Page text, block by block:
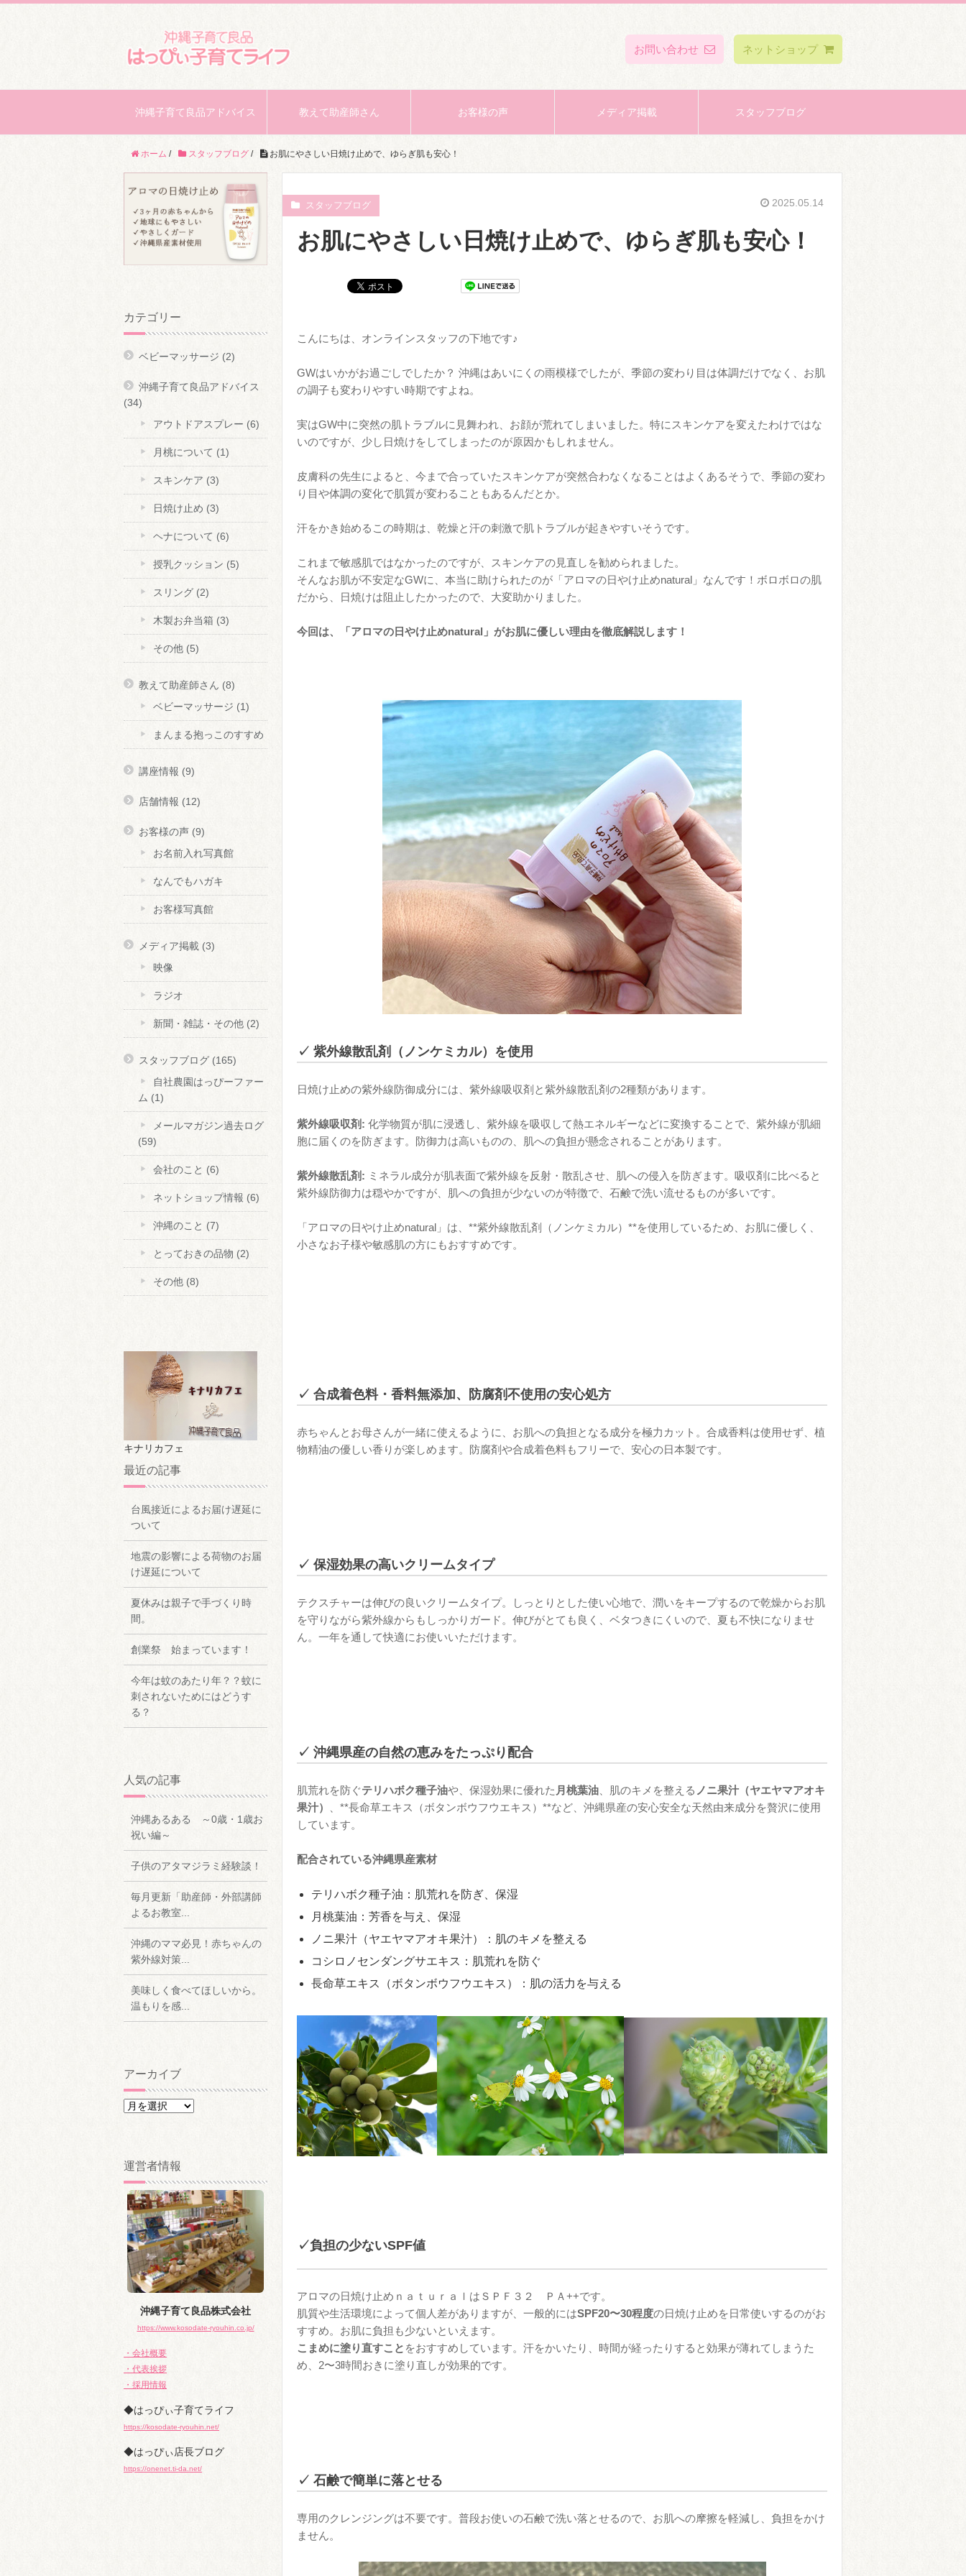
お問い合わせ ネットショップ
沖縄子育て良品アドバイス 教えて助産師さん お客様の声 メディア掲載 スタッフブログ
ホーム / スタッフブログ / お肌にやさしい日焼け止めで、ゆらぎ肌も安心！
スタッフブログ 2025.05.14
お肌にやさしい日焼け止めで、ゆらぎ肌も安心！
こんにちは、オンラインスタッフの下地です♪
GWはいかがお過ごしでしたか？ 沖縄はあいにくの雨模様でしたが、季節の変わり目は体調だけでなく、お肌
の調子も変わりやすい時期ですよね。
実はGW中に突然の肌トラブルに見舞われ、お顔が荒れてしまいました。特にスキンケアを変えたわけではな
いのですが、少し日焼けをしてしまったのが原因かもしれません。
皮膚科の先生によると、今まで合っていたスキンケアが突然合わなくなることはよくあるそうで、季節の変わ
り目や体調の変化で肌質が変わることもあるんだとか。
汗をかき始めるこの時期は、乾燥と汗の刺激で肌トラブルが起きやすいそうです。
これまで敏感肌ではなかったのですが、スキンケアの見直しを勧められました。
そんなお肌が不安定なGWに、本当に助けられたのが「アロマの日やけ止めnatural」なんです！ボロボロの肌
だから、日焼けは阻止したかったので、大変助かりました。
今回は、「アロマの日やけ止めnatural」がお肌に優しい理由を徹底解説します！
✓ 紫外線散乱剤（ノンケミカル）を使用
日焼け止めの紫外線防御成分には、紫外線吸収剤と紫外線散乱剤の2種類があります。
紫外線吸収剤: 化学物質が肌に浸透し、紫外線を吸収して熱エネルギーなどに変換することで、紫外線が肌細
胞に届くのを防ぎます。防御力は高いものの、肌への負担が懸念されることがあります。
紫外線散乱剤: ミネラル成分が肌表面で紫外線を反射・散乱させ、肌への侵入を防ぎます。吸収剤に比べると
紫外線防御力は穏やかですが、肌への負担が少ないのが特徴で、石鹸で洗い流せるものが多いです。
「アロマの日やけ止めnatural」は、**紫外線散乱剤（ノンケミカル）**を使用しているため、お肌に優しく、
小さなお子様や敏感肌の方にもおすすめです。
✓ 合成着色料・香料無添加、防腐剤不使用の安心処方
赤ちゃんとお母さんが一緒に使えるように、お肌への負担となる成分を極力カット。合成香料は使用せず、植
物精油の優しい香りが楽しめます。防腐剤や合成着色料もフリーで、安心の日本製です。
✓ 保湿効果の高いクリームタイプ
テクスチャーは伸びの良いクリームタイプ。しっとりとした使い心地で、潤いをキープするので乾燥からお肌
を守りながら紫外線からもしっかりガード。伸びがとても良く、ベタつきにくいので、夏も不快になりませ
ん。一年を通して快適にお使いいただけます。
✓ 沖縄県産の自然の恵みをたっぷり配合
肌荒れを防ぐテリハボク種子油や、保湿効果に優れた 月桃葉油 、肌のキメを整える ノニ果汁（ヤエヤマアオキ
果汁）
、**長命草エキス（ボタンボウフウエキス）**など、沖縄県産の安心安全な天然由来成分を贅沢に使用
しています。
配合されている沖縄県産素材
テリハボク種子油：肌荒れを防ぎ、保湿
月桃葉油：芳香を与え、保湿
ノニ果汁（ヤエヤマアオキ果汁）：肌のキメを整える
コシロノセンダングサエキス：肌荒れを防ぐ
長命草エキス（ボタンボウフウエキス）：肌の活力を与える
✓負担の少ないSPF値
アロマの日焼け止めｎａｔｕｒａｌはＳＰＦ３２ ＰＡ++です。
肌質や生活環境によって個人差がありますが、一般的にはSPF20〜30程度の日焼け止めを日常使いするのがお
すすめ。お肌に負担も少ないといえます。
こまめに塗り直すこと をおすすめしています。汗をかいたり、時間が経ったりすると効果が薄れてしまうた
め、2〜3時間おきに塗り直しが効果的です。
✓ 石鹸で簡単に落とせる
専用のクレンジングは不要です。普段お使いの石鹸で洗い落とせるので、お肌への摩擦を軽減し、負担をかけ
ません。
カテゴリー
ベビーマッサージ (2)
沖縄子育て良品アドバイス
(34)
アウトドアスプレー (6)
月桃について (1)
スキンケア (3)
日焼け止め (3)
ヘナについて (6)
授乳クッション (5)
スリング (2)
木製お弁当箱 (3)
その他 (5)
教えて助産師さん (8)
ベビーマッサージ (1)
まんまる抱っこのすすめ
講座情報 (9)
店舗情報 (12)
お客様の声 (9)
お名前入れ写真館
なんでもハガキ
お客様写真館
メディア掲載 (3)
映像
ラジオ
新聞・雑誌・その他 (2)
スタッフブログ (165)
自社農園はっぴーファー
ム (1)
メールマガジン過去ログ
(59)
会社のこと (6)
ネットショップ情報 (6)
沖縄のこと (7)
とっておきの品物 (2)
その他 (8)
キナリカフェ
最近の記事
台風接近によるお届け遅延に
ついて
地震の影響による荷物のお届
け遅延について
夏休みは親子で手づくり時
間。
創業祭 始まっています！
今年は蚊のあたり年？？蚊に
刺されないためにはどうす
る？
人気の記事
沖縄あるある ～0歳・1歳お
祝い編～
子供のアタマジラミ経験談！
毎月更新「助産師・外部講師
よるお教室...
沖縄のママ必見！赤ちゃんの
紫外線対策...
美味しく食べてほしいから。
温もりを感...
アーカイブ
ア
ブ
運営者情報
沖縄子育て良品株式会社
https://www.kosodate-ryouhin.co.jp/
・会社概要
・代表挨拶
・採用情報
◆はっぴぃ子育てライフ
https://kosodate-ryouhin.net/
◆はっぴぃ店長ブログ
https://onenet.ti-da.net/